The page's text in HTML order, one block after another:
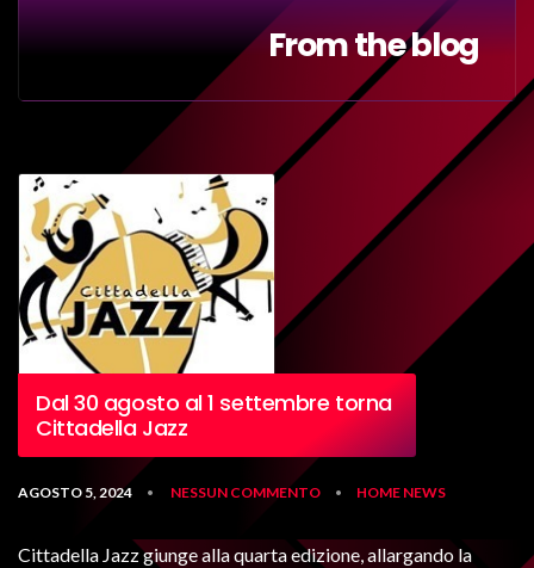
From the blog
Dal 30 agosto al 1 settembre torna
Cittadella Jazz
AGOSTO 5, 2024 • NESSUN COMMENTO • HOME NEWS
Cittadella Jazz giunge alla quarta edizione, allargando la